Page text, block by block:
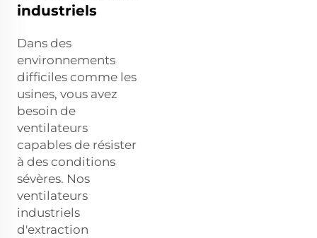
industriels
Dans des
environnements
difficiles comme les
usines, vous avez
besoin de
ventilateurs
capables de résister
à des conditions
sévères. Nos
ventilateurs
industriels
d'extraction